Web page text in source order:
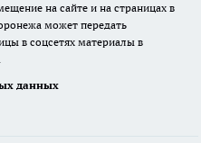
на сайте и на страницах в
может передать
в соцсетях материалы в
данных